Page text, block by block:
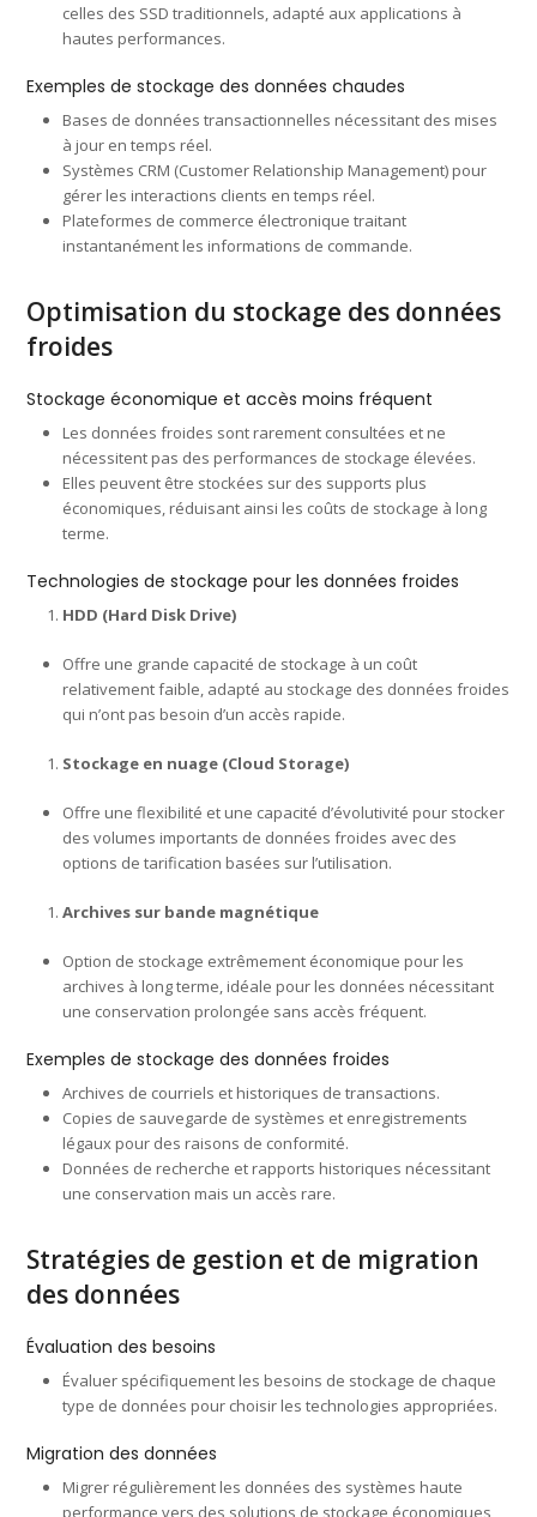
celles des SSD traditionnels, adapté aux applications à
hautes performances.
Exemples de stockage des données chaudes
Bases de données transactionnelles nécessitant des mises
à jour en temps réel.
Systèmes CRM (Customer Relationship Management) pour
gérer les interactions clients en temps réel.
Plateformes de commerce électronique traitant
instantanément les informations de commande.
Optimisation du stockage des données
froides
Stockage économique et accès moins fréquent
Les données froides sont rarement consultées et ne
nécessitent pas des performances de stockage élevées.
Elles peuvent être stockées sur des supports plus
économiques, réduisant ainsi les coûts de stockage à long
terme.
Technologies de stockage pour les données froides
HDD (Hard Disk Drive)
Offre une grande capacité de stockage à un coût
relativement faible, adapté au stockage des données froides
qui n’ont pas besoin d’un accès rapide.
Stockage en nuage (Cloud Storage)
Offre une flexibilité et une capacité d’évolutivité pour stocker
des volumes importants de données froides avec des
options de tarification basées sur l’utilisation.
Archives sur bande magnétique
Option de stockage extrêmement économique pour les
archives à long terme, idéale pour les données nécessitant
une conservation prolongée sans accès fréquent.
Exemples de stockage des données froides
Archives de courriels et historiques de transactions.
Copies de sauvegarde de systèmes et enregistrements
légaux pour des raisons de conformité.
Données de recherche et rapports historiques nécessitant
une conservation mais un accès rare.
Stratégies de gestion et de migration
des données
Évaluation des besoins
Évaluer spécifiquement les besoins de stockage de chaque
type de données pour choisir les technologies appropriées.
Migration des données
Migrer régulièrement les données des systèmes haute
performance vers des solutions de stockage économiques